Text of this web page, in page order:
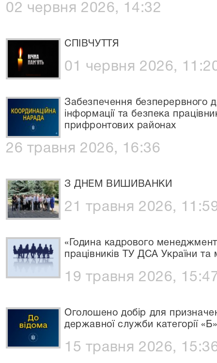
02 червня 2026, 14:32
СПІВЧУТТЯ
01 червня 2026,
Забезпечення безперервного
інформації та безпека
прифронтових районах
26 травня 2026, 16:36
З ДНЕМ ВИШИВАНКИ
21 травня 2026,
«Година кадрового
працівників ТУ ДСА України та
19 травня 2026,
Оголошено добір для
державної служби категорії
15 травня 2026,